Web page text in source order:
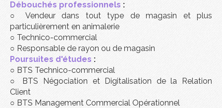
Débouchés professionnels :
○ Vendeur dans tout type de magasin et plus
particulièrement en animalerie
○ Technico-commercial
○ Responsable de rayon ou de magasin
Poursuites d'études :
○ BTS Technico-commercial
○ BTS Négociation et Digitalisation de la Relation
Client
○ BTS Management Commercial Opérationnel